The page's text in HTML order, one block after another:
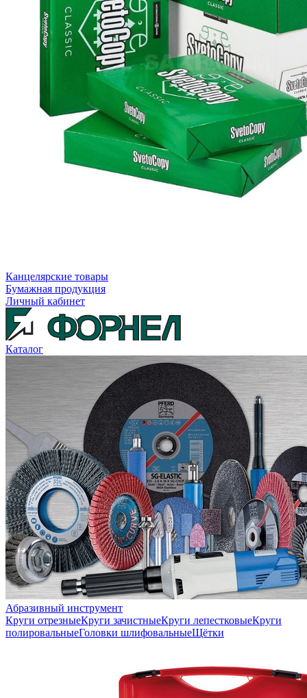
Канцелярские товары
Бумажная продукция
Личный кабинет
Каталог
Абразивный инструмент
Круги отрезныеКруги зачистныеКруги лепестковыеКруги
полировальныеГоловки шлифовальныеЩётки